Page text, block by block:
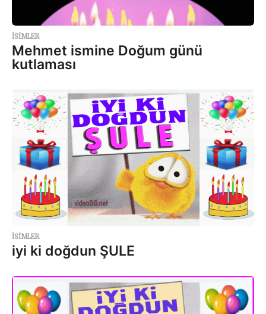
ISIMLER
Mehmet ismine Doğum günü
kutlaması
ISIMLER
iyi ki doğdun ŞULE